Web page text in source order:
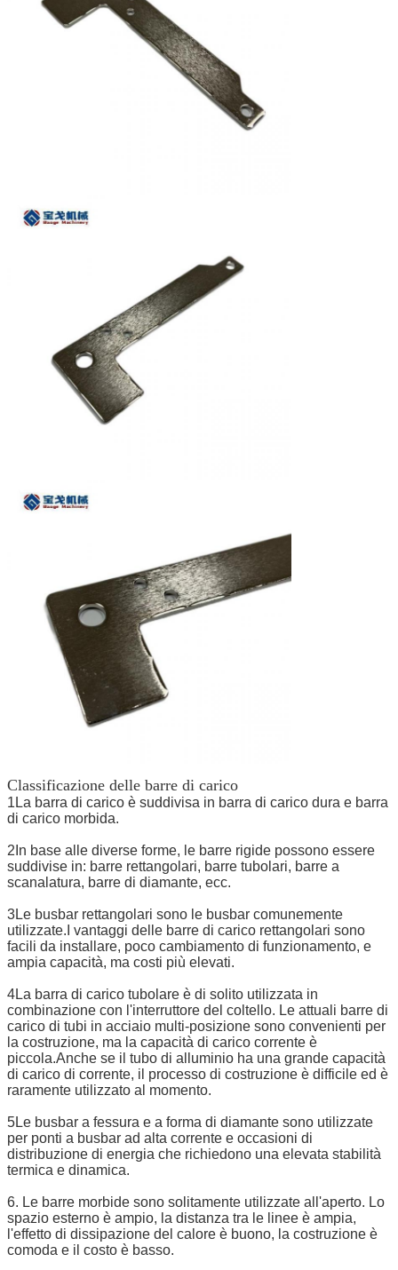
Classificazione delle barre di carico
1La barra di carico è suddivisa in barra di carico dura e barra
di carico morbida.
2In base alle diverse forme, le barre rigide possono essere
suddivise in: barre rettangolari, barre tubolari, barre a
scanalatura, barre di diamante, ecc.
3Le busbar rettangolari sono le busbar comunemente
utilizzate.I vantaggi delle barre di carico rettangolari sono
facili da installare, poco cambiamento di funzionamento, e
ampia capacità, ma costi più elevati.
4La barra di carico tubolare è di solito utilizzata in
combinazione con l'interruttore del coltello. Le attuali barre di
carico di tubi in acciaio multi-posizione sono convenienti per
la costruzione, ma la capacità di carico corrente è
piccola.Anche se il tubo di alluminio ha una grande capacità
di carico di corrente, il processo di costruzione è difficile ed è
raramente utilizzato al momento.
5Le busbar a fessura e a forma di diamante sono utilizzate
per ponti a busbar ad alta corrente e occasioni di
distribuzione di energia che richiedono una elevata stabilità
termica e dinamica.
6. Le barre morbide sono solitamente utilizzate all'aperto. Lo
spazio esterno è ampio, la distanza tra le linee è ampia,
l'effetto di dissipazione del calore è buono, la costruzione è
comoda e il costo è basso.